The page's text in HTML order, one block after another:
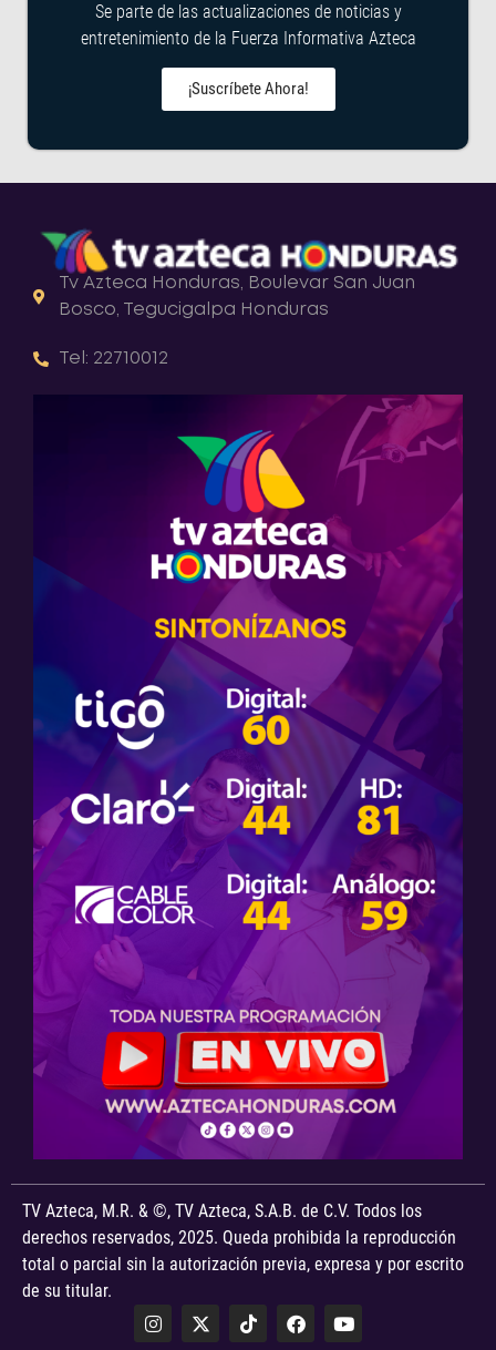
Se parte de las actualizaciones de noticias y
entretenimiento de la Fuerza Informativa Azteca
¡Suscríbete Ahora!
Tv Azteca Honduras, Boulevar San Juan
Bosco, Tegucigalpa Honduras
Tel: 22710012
TV Azteca, M.R. & ©, TV Azteca, S.A.B. de C.V. Todos los
derechos reservados, 2025. Queda prohibida la reproducción
total o parcial sin la autorización previa, expresa y por escrito
de su titular.